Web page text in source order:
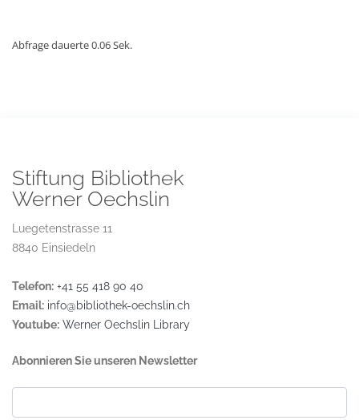
Abfrage dauerte 0.06 Sek.
Stiftung Bibliothek
Werner Oechslin
Luegetenstrasse 11
8840 Einsiedeln
Telefon: +41 55 418 90 40
Email: info@bibliothek-oechslin.ch
Youtube: Werner Oechslin Library
Abonnieren Sie unseren Newsletter